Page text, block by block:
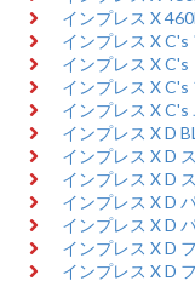
インプレス X
インプレス X
インプレス X
インプレス X
インプレス X
インプレス X D
インプレス X D
インプレス X D
インプレス X D
インプレス X D
インプレス X D
インプレス X D